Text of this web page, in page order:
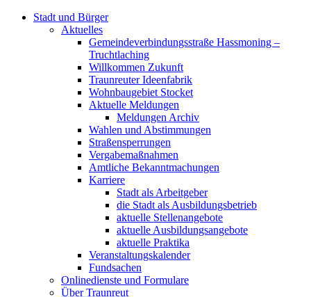
Stadt und Bürger
Aktuelles
Gemeindeverbindungsstraße Hassmoning –
Truchtlaching
Willkommen Zukunft
Traunreuter Ideenfabrik
Wohnbaugebiet Stocket
Aktuelle Meldungen
Meldungen Archiv
Wahlen und Abstimmungen
Straßensperrungen
Vergabemaßnahmen
Amtliche Bekanntmachungen
Karriere
Stadt als Arbeitgeber
die Stadt als Ausbildungsbetrieb
aktuelle Stellenangebote
aktuelle Ausbildungsangebote
aktuelle Praktika
Veranstaltungskalender
Fundsachen
Onlinedienste und Formulare
Über Traunreut